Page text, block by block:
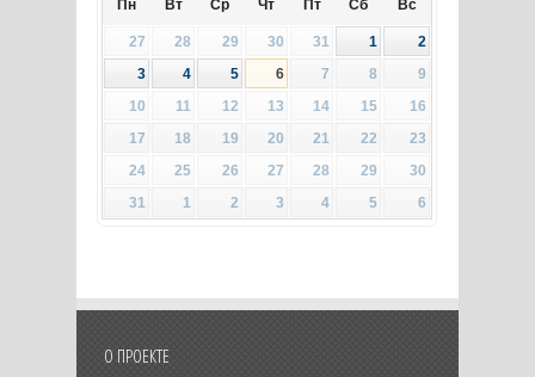
Пн Вт Ср Чт Пт Сб Вс
27 28 29 30 31 1
2
3
4 5 6 7 8
9
10
11 12 13 14 15
16
17
18 19 20 21 22
23
24
25 26 27 28 29
30
31
1 2 3 4 5 6
О ПРОЕКТЕ